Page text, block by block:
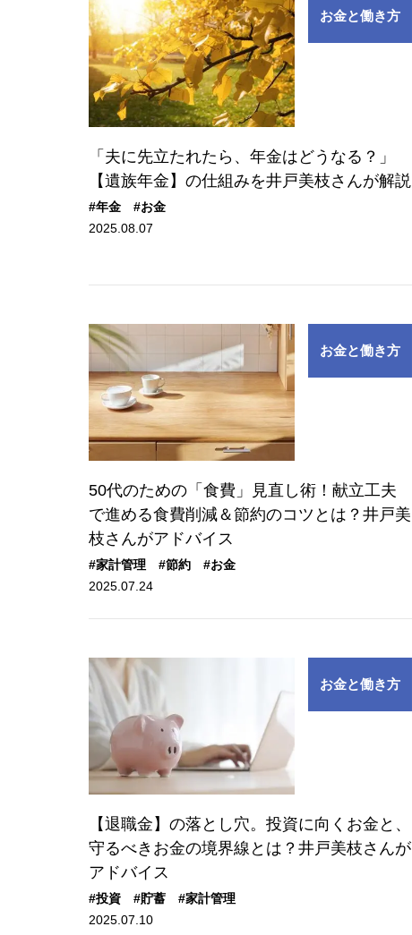
お金と働き方
「夫に先立たれたら、年金はどうなる？」
【遺族年金】の仕組みを井戸美枝さんが解説
#年金
#お金
2025.08.07
お金と働き方
50代のための「食費」見直し術！献立工夫
で進める食費削減＆節約のコツとは？井戸美
枝さんがアドバイス
#家計管理 #節約
#お金
2025.07.24
お金と働き方
【退職金】の落とし穴。投資に向くお金と、
守るべきお金の境界線とは？井戸美枝さんが
アドバイス
#投資 #貯蓄
#家計管理
2025.07.10